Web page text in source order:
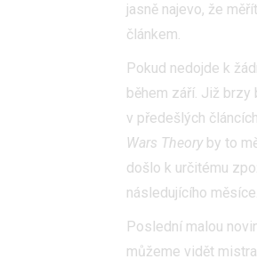
jasně najevo, že
článkem.
Pokud nedojde k
během září. Již
v předešlých
Wars Theory by to
došlo k určitému
následujícího měsíce.
Poslední malou
můžeme vidět